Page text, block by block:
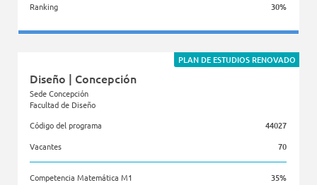
Ranking 30%
Facultad de Derecho
PLAN DE ESTUDIOS RENOVADO
Diseño | Concepción
Sede Concepción
Facultad de Diseño
Código del programa
44027
Vacantes 70
Competencia Matemática M1 35%